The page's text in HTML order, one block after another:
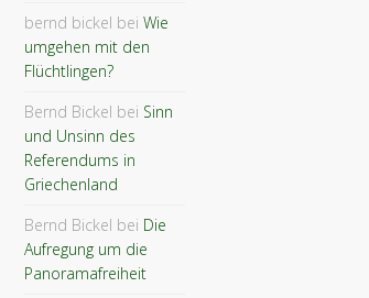
bernd bickel bei Wie
umgehen mit den
Flüchtlingen?
Bernd Bickel bei Sinn
und Unsinn des
Referendums in
Griechenland
Bernd Bickel bei Die
Aufregung um die
Panoramafreiheit